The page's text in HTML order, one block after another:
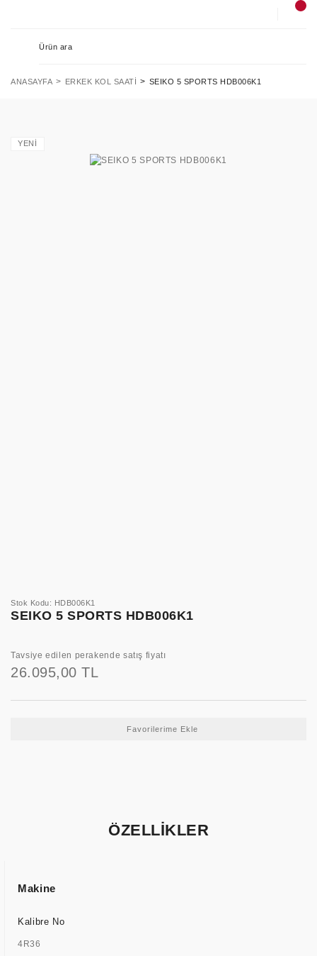
ANASAYFA ERKEK KOL SAATI SEIKO 5 SPORTS HDB006K1
YENİ
Stok Kodu: HDB006K1
SEIKO 5 SPORTS HDB006K1
Tavsiye edilen perakende satış fiyatı
26.095,00 TL
ÖZELLİKLER
Makine
Kalibre No
4R36